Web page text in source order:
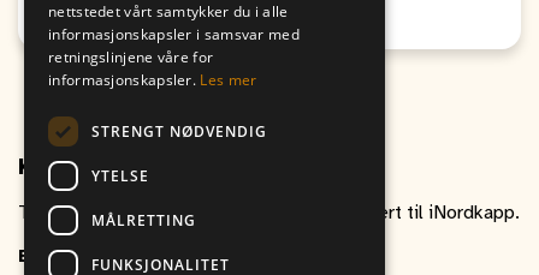
Honningsvåg
Kontakt oss
Ta gjerne kontakt om du har spørsmål relatert til iNordkapp.
E-post inordkapp@vitikka.no
nettstedet vårt samtykker du i alle
informasjonskapsler i samsvar med
retningslinjene våre for
informasjonskapsler. Les mer
STRENGT NØDVENDIG
YTELSE
MÅLRETTING
FUNKSJONALITET